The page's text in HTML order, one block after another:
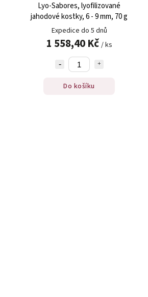
Lyo-Sabores, lyofilizované
jahodové kostky, 6 - 9 mm, 70 g
Expedice do 5 dnů
1 558,40 Kč / ks
Do košíku